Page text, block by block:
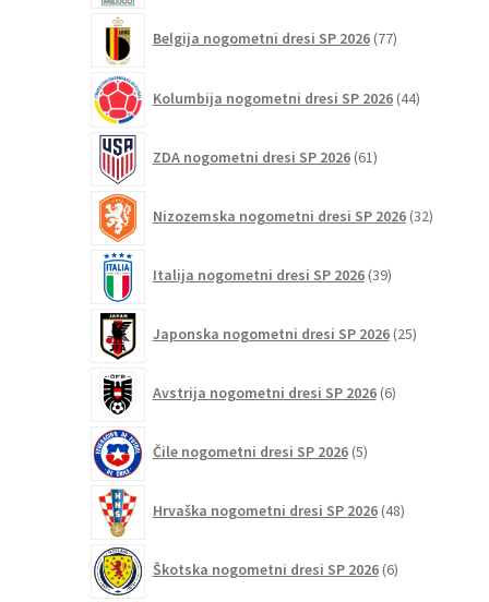
Belgija nogometni dresi SP 2026 77izdelkov
Kolumbija nogometni dresi SP 2026 44izdelkov
ZDA nogometni dresi SP 2026 61izdelkov
Nizozemska nogometni dresi SP 2026 32izdelkov
Italija nogometni dresi SP 2026 39izdelkov
Japonska nogometni dresi SP 2026 25izdelkov
Avstrija nogometni dresi SP 2026 6izdelkov
Čile nogometni dresi SP 2026 5izdelkov
Hrvaška nogometni dresi SP 2026 48izdelkov
Škotska nogometni dresi SP 2026 6izdelkov